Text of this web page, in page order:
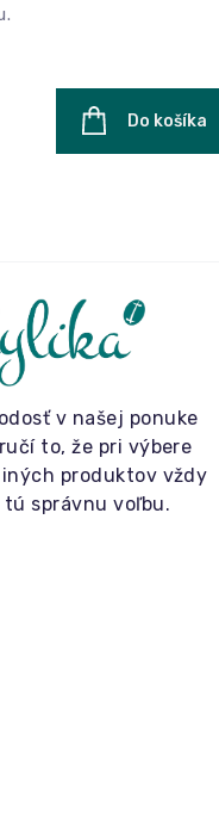
Do košíka
v našej ponuke
to, že pri výbere
produktov vždy
správnu voľbu.